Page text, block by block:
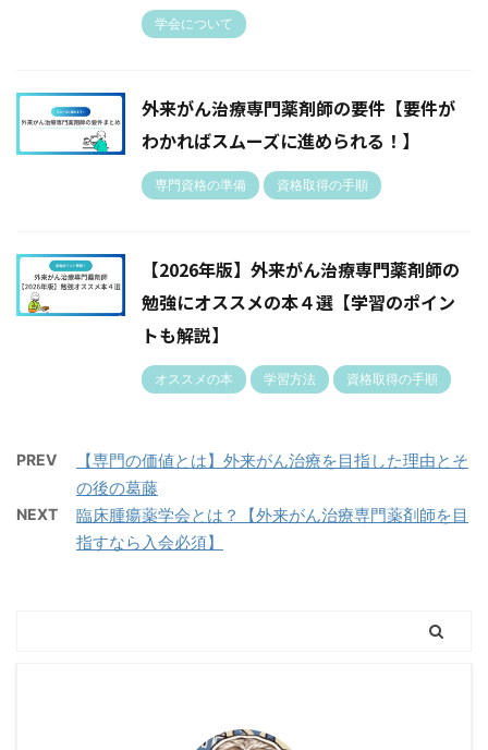
学会について
外来がん治療専門薬剤師の要件【要件が
わかればスムーズに進められる！】
専門資格の準備 資格取得の手順
【2026年版】外来がん治療専門薬剤師の
勉強にオススメの本４選【学習のポイン
トも解説】
オススメの本 学習方法 資格取得の手順
PREV
【専門の価値とは】外来がん治療を目指した理由とそ
の後の葛藤
NEXT
臨床腫瘍薬学会とは？【外来がん治療専門薬剤師を目
指すなら入会必須】